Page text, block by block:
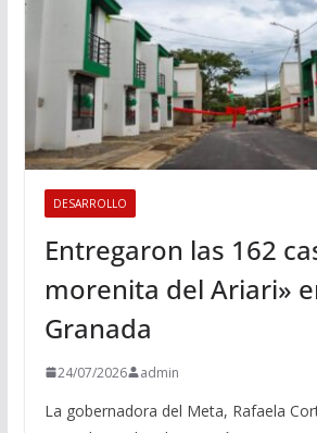
DESARROLLO
Entregaron las 162
morenita del Ariari»
Granada
24/07/2026 admin
La gobernadora del Meta, Rafaela